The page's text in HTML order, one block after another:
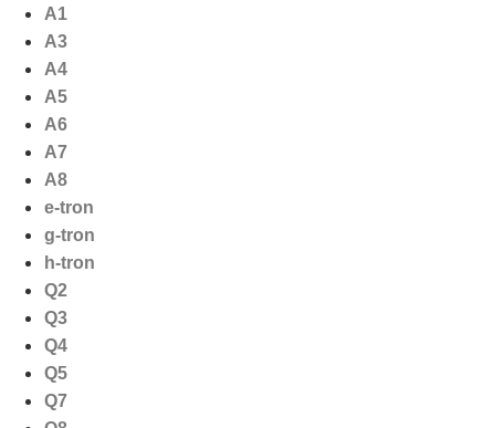
naar
inhoud
A1
A3
A4
A5
A6
A7
A8
e-tron
g-tron
h-tron
Q2
Q3
Q4
Q5
Q7